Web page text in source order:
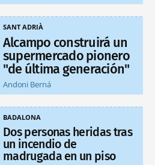
SANT ADRIÀ
Alcampo construirá un
supermercado pionero
"de última generación"
Andoni Berná
BADALONA
Dos personas heridas tras
un incendio de
madrugada en un piso